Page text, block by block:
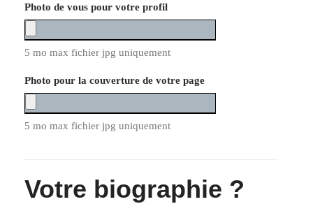
Photo de vous pour votre profil
5 mo max fichier jpg uniquement
Photo pour la couverture de votre page
5 mo max fichier jpg uniquement
Votre biographie ?